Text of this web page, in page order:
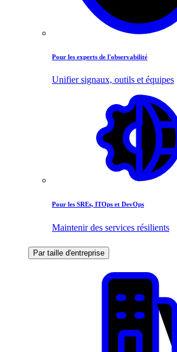
Pour les experts de l'observabilité
Unifier signaux, outils et équipes
Pour les SREs, ITOps et DevOps
Maintenir des services résilients
Par taille d'entreprise